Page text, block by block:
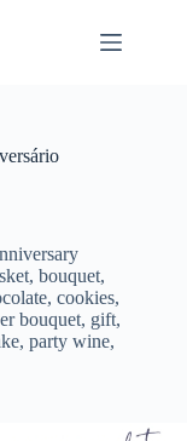
, bouquet,
, cookies,
bouquet, gift,
, party wine,